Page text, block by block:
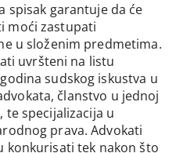
spisak garantuje da će
moći zastupati
u složenim predmetima.
uvršteni na listu
sudskog iskustva u
članstvo u jednoj
te specijalizacija u
prava. Advokati
konkurisati tek nakon što